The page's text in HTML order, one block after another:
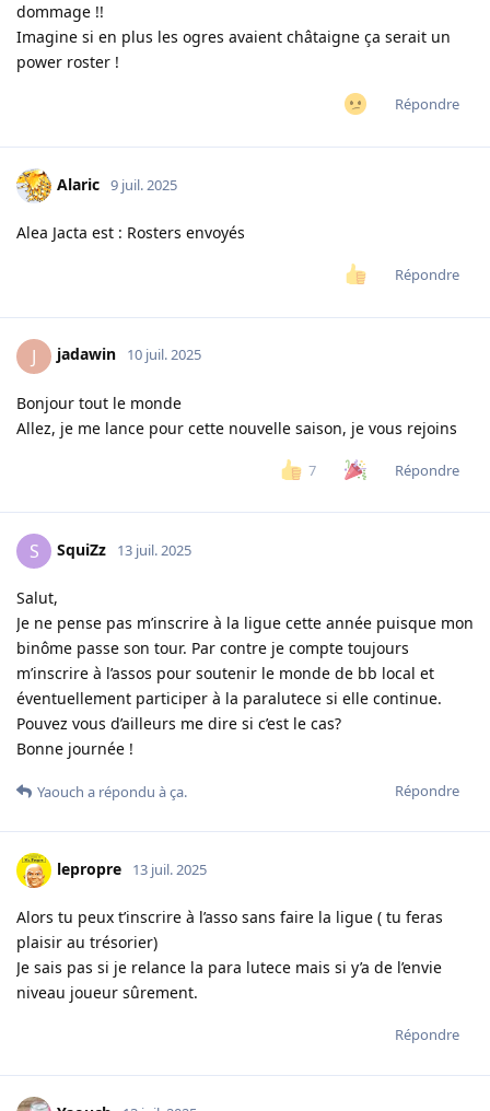
dommage !!
Imagine si en plus les ogres avaient châtaigne ça serait un
power roster !
Répondre
Alaric 9 juil. 2025
Alea Jacta est : Rosters envoyés
Répondre
J jadawin 10 juil. 2025
Bonjour tout le monde
Allez, je me lance pour cette nouvelle saison, je vous rejoins
7 Répondre
S SquiZz 13 juil. 2025
Salut,
Je ne pense pas m’inscrire à la ligue cette année puisque mon
binôme passe son tour. Par contre je compte toujours
m’inscrire à l’assos pour soutenir le monde de bb local et
éventuellement participer à la paralutece si elle continue.
Pouvez vous d’ailleurs me dire si c’est le cas?
Bonne journée !
Répondre
Yaouch a répondu à ça.
lepropre 13 juil. 2025
Alors tu peux t’inscrire à l’asso sans faire la ligue ( tu feras
plaisir au trésorier)
Je sais pas si je relance la para lutece mais si y’a de l’envie
niveau joueur sûrement.
Répondre